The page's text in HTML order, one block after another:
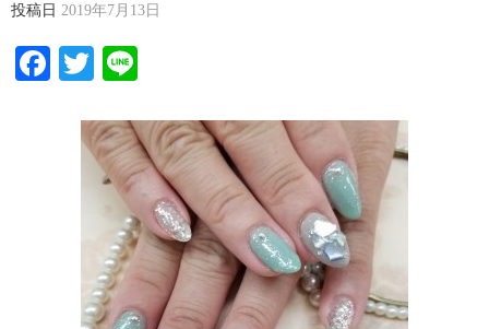
投稿日 2019年7月13日
Facebook
Twitter